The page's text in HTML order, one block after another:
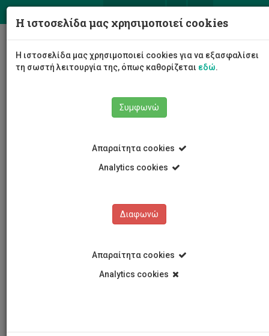
Σχολή Μηχανικής και Τεχνολογίας
Τμήμα Ηλεκτρολόγων Μηχανικών και Μηχανικών
Προσωπικό Τμήματος
Ακαδημαϊκό Προσωπικό
Ανδρέας Ανδρέου
Η ιστοσελίδα μας χρησιμοποιεί cookies
Η ιστοσελίδα μας χρησιμοποιεί cookies για να εξασφαλίσει
τη σωστή λειτουργία της, όπως καθορίζεται εδώ.
Συμφωνώ
Απαραίτητα cookies
Analytics cookies
Διαφωνώ
Απαραίτητα cookies
Analytics cookies